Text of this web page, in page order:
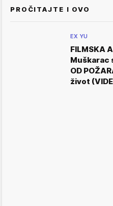
PROČITAJTE I OVO
EX YU
FILMSKA
Muškarac
OD
život